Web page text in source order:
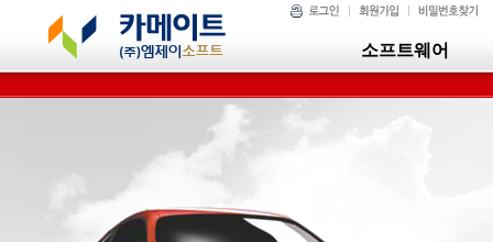
소프트웨어